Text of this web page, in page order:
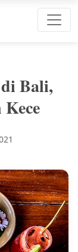
Bali,